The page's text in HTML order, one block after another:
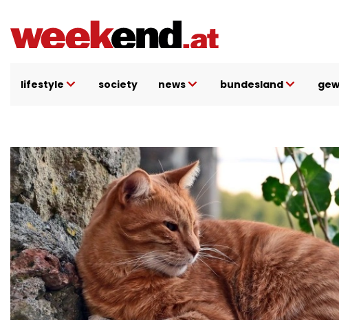
Inhalt
lifestyle society news bundesland